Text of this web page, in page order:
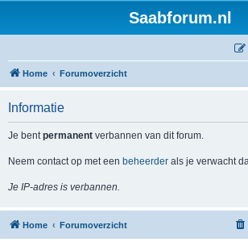
Saabforum.nl
Home Forumoverzicht
Informatie
Je bentpermanent verbannen van dit forum.
Neem contact op met een beheerder als je verwacht
Je IP-adres is verbannen.
Home Forumoverzicht